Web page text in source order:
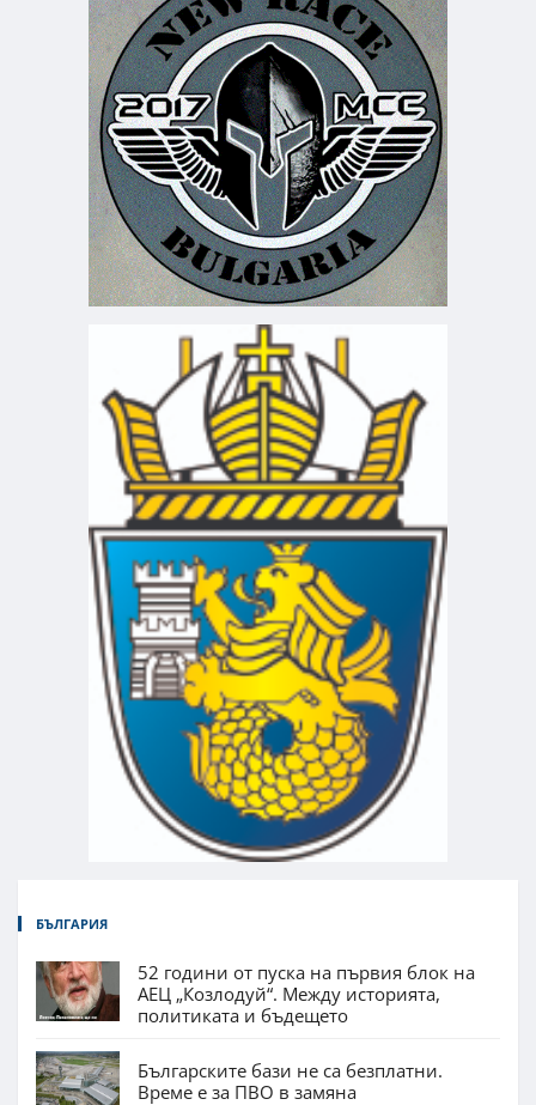
БЪЛГАРИЯ
52 години от пуска на първия блок на
АЕЦ „Козлодуй“. Между историята,
политиката и бъдещето
Българските бази не са безплатни.
Време е за ПВО в замяна